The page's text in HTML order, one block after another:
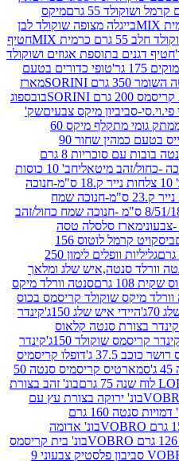
גרם
מיקס
מצופה שוקולד לבן
חטיף
אגוזים ושוקולד
טופי כדורים בטעם
מארז
בובספוג
מיקס צבעיםשק'
ממתק גומי מתקלף מיקס 60
לייס בטעם כמהין שחור 90
צעצוע סנטה בובות עם סוכריות 8 גרם
חב' 10 כוסות
חב' 10 צלחות נייר ק.18 ס"מ-חנוכה
צלחות נייר ק.23 ס"מ-חנוכה שמח
+ חלון- 8/51/18 ס"מ -חנוכה שמח כחול/זהב
סלסלה טסה
ביסקויט קרמל לוטוס 156
גליליות וופלים לימון 250
שלג ומלאך
סנטה וורלד מיקס
קריסמס בכוס
איש שלג 150ג'
קינדר
סנטה קלאוס
150ג'
קינדר
דופלו קריסמיס
סמארטיס קריסמיס סנטה 50
בונ' זהב בצורת
בצורת עץ עם
בונ' שוק' דמויות סנטה 160 גרם
בונ' אדומה
בונ' בית קריסמס
10 סביבון פלסטיק צבעוני 9